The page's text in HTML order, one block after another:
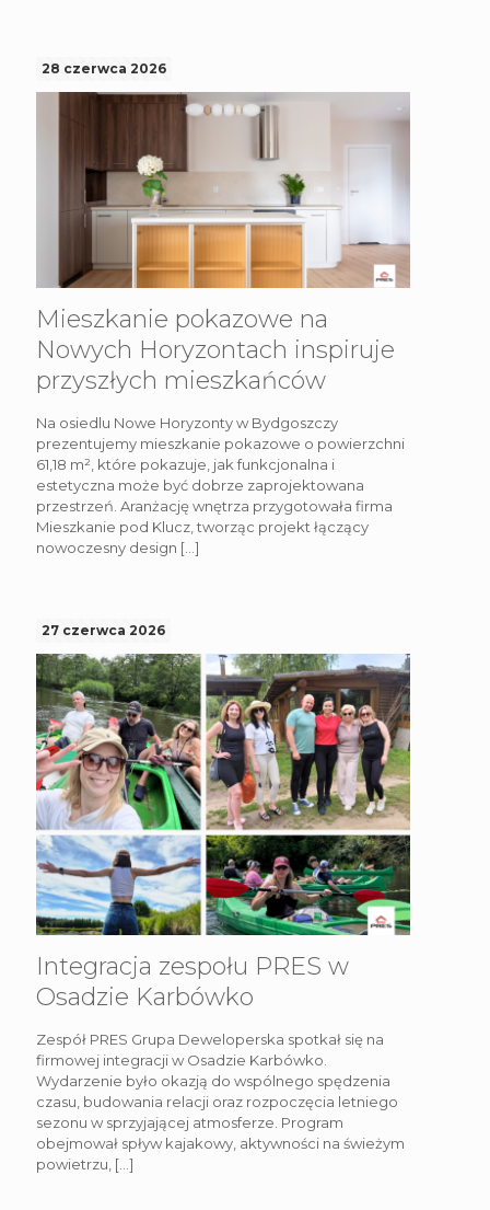
28 czerwca 2026
Mieszkanie pokazowe na
Nowych Horyzontach inspiruje
przyszłych mieszkańców
Na osiedlu Nowe Horyzonty w Bydgoszczy
prezentujemy mieszkanie pokazowe o powierzchni
61,18 m², które pokazuje, jak funkcjonalna i
estetyczna może być dobrze zaprojektowana
przestrzeń. Aranżację wnętrza przygotowała firma
Mieszkanie pod Klucz, tworząc projekt łączący
nowoczesny design […]
27 czerwca 2026
Integracja zespołu PRES w
Osadzie Karbówko
Zespół PRES Grupa Deweloperska spotkał się na
firmowej integracji w Osadzie Karbówko.
Wydarzenie było okazją do wspólnego spędzenia
czasu, budowania relacji oraz rozpoczęcia letniego
sezonu w sprzyjającej atmosferze. Program
obejmował spływ kajakowy, aktywności na świeżym
powietrzu, […]